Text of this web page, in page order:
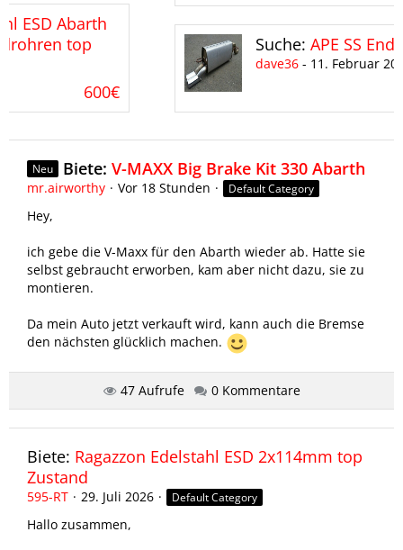
Suche: APE SS Endschalldämpfer
11. Februar 2022
Neu Biete: V-MAXX Big Brake Kit 330 Abarth
mr.airworthy Vor 18 Stunden Default Category
Hey,
ich gebe die V-Maxx für den Abarth wieder ab. Hatte sie
selbst gebraucht erworben, kam aber nicht dazu, sie zu
montieren.
Da mein Auto jetzt verkauft wird, kann auch die Bremse
den nächsten glücklich machen.
695
47 Aufrufe 0 Kommentare
Biete: Ragazzon Edelstahl ESD 2x114mm top
Zustand
595-RT 29. Juli 2026 Default Category
Hallo zusammen,